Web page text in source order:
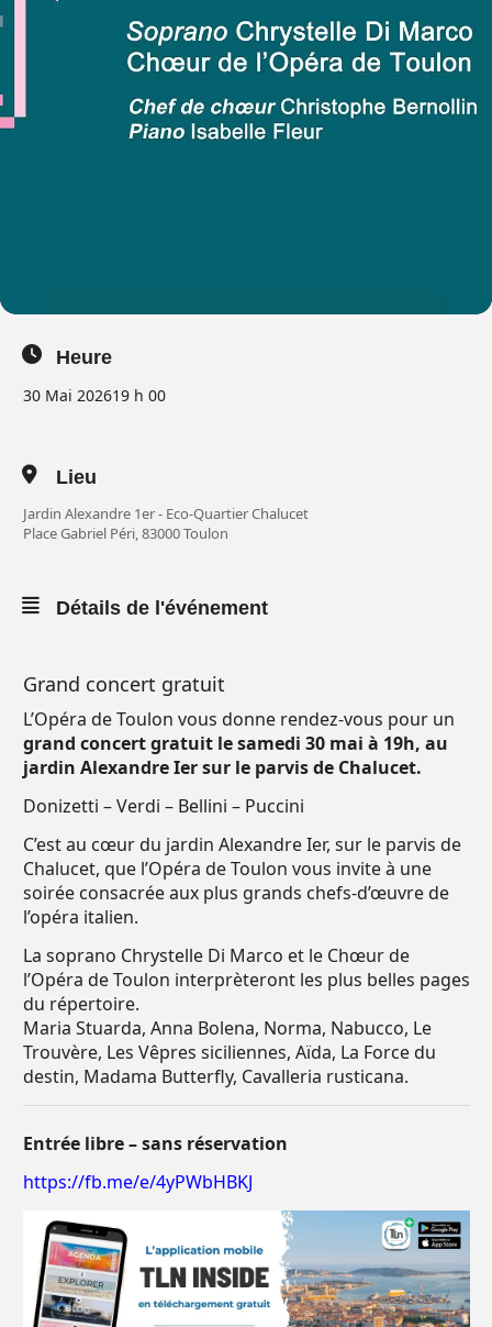
Heure
30 Mai 202619 h 00
Lieu
Jardin Alexandre 1er - Eco-Quartier Chalucet
Place Gabriel Péri, 83000 Toulon
Détails de l'événement
Grand concert gratuit
L’Opéra de Toulon vous donne rendez-vous pour un
grand concert gratuit le samedi 30 mai à 19h, au
jardin Alexandre Ier sur le parvis de Chalucet.
Donizetti – Verdi – Bellini – Puccini
C’est au cœur du jardin Alexandre Ier, sur le parvis de
Chalucet, que l’Opéra de Toulon vous invite à une
soirée consacrée aux plus grands chefs-d’œuvre de
l’opéra italien.
La soprano Chrystelle Di Marco et le Chœur de
l’Opéra de Toulon interprèteront les plus belles pages
du répertoire.
Maria Stuarda, Anna Bolena, Norma, Nabucco, Le
Trouvère, Les Vêpres siciliennes, Aïda, La Force du
destin, Madama Butterfly, Cavalleria rusticana.
Entrée libre – sans réservation
https://fb.me/e/4yPWbHBKJ